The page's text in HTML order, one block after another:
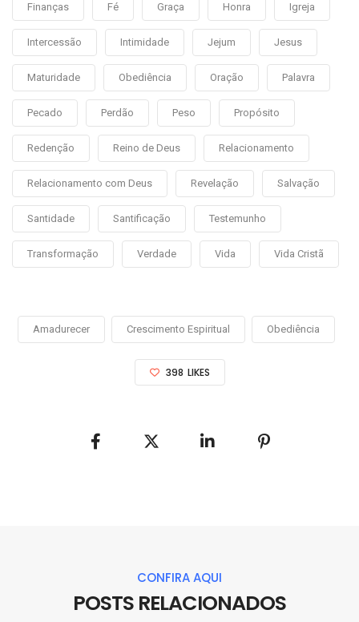
Finanças Fé Graça Honra Igreja
Intercessão Intimidade Jejum Jesus
Maturidade Obediência Oração Palavra
Pecado Perdão Peso Propósito
Redenção Reino de Deus Relacionamento
Relacionamento com Deus Revelação Salvação
Santidade Santificação Testemunho
Transformação Verdade Vida Vida Cristã
Amadurecer Crescimento Espiritual Obediência
398 LIKES
CONFIRA AQUI
POSTS RELACIONADOS